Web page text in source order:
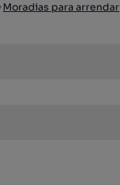
Moradias para arrendar